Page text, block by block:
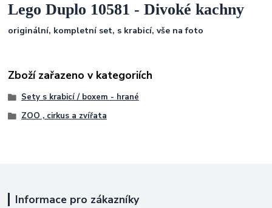
Lego Duplo 10581 - Divoké kachny
originální, kompletní set, s krabicí, vše na foto
Zboží zařazeno v kategoriích
Sety s krabicí / boxem - hrané
ZOO , cirkus a zvířata
Informace pro zákazníky